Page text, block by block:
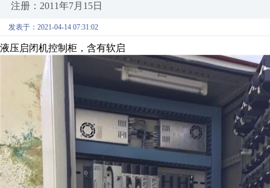
注册：2011年7月15日
发表于：2021-04-14 07:31:02
液压启闭机控制柜，含有软启